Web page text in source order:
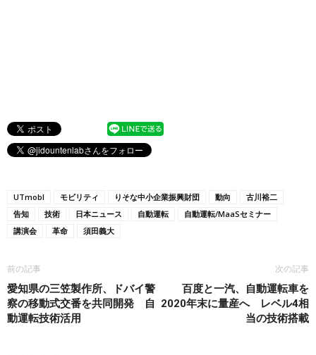
UTmobI モビリティ りそな中小企業振興財団 動向
古川裕二
告知
技術 日本ニュース 自動運転
自動運転/MaaSセミナー
講演会
革命 須田義大
前の記事
愛知県の三笠製作所、ドバイ警
察の移動式交番を共同開発 自
動運転技術活用
次の記事
百度と一汽、自動運転車を
2020年末に量産へ レベル4相
当の技術搭載